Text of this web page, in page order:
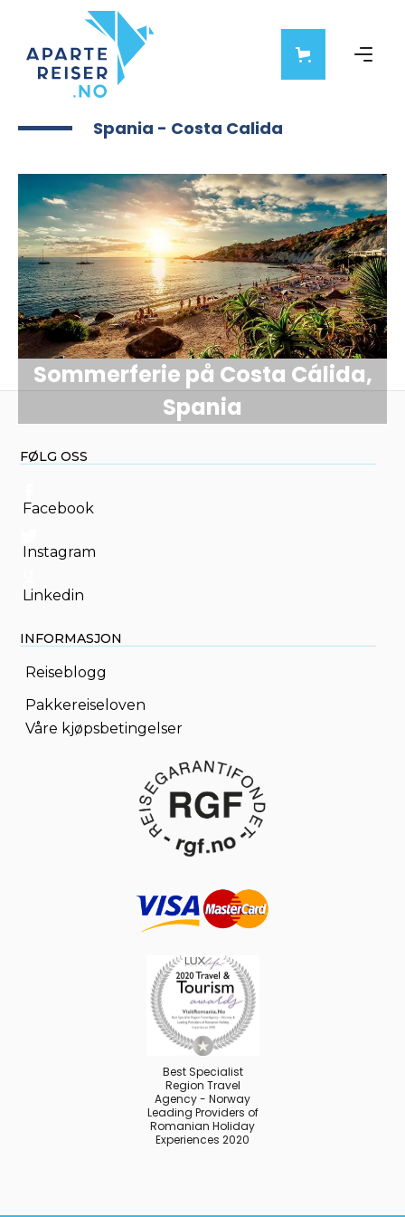
Spania - Costa Calida
Sommerferie på Costa Cálida,
Spania
FØLG OSS
Facebook
Instagram
Linkedin
INFORMASJON
Reiseblogg
Pakkereiseloven
Våre kjøpsbetingelser
Best Specialist
Region Travel
Agency - Norway
Leading Providers of
Romanian Holiday
Experiences 2020